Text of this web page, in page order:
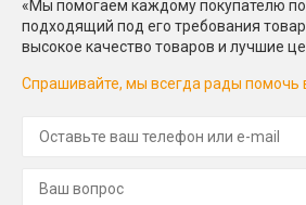
«Мы помогаем каждому покупателю
подходящий под его требования
высокое качество товаров и лучшие
Спрашивайте, мы всегда рады помочь